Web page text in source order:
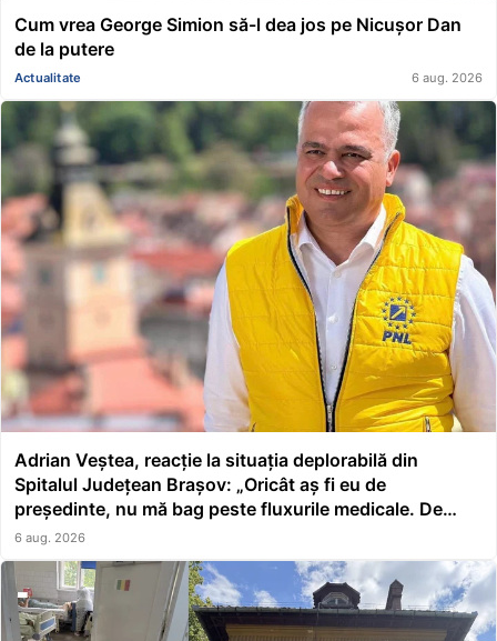
Cum vrea George Simion să-l dea jos pe Nicușor Dan
de la putere
Actualitate 6 aug. 2026
Adrian Veștea, reacție la situația deplorabilă din
Spitalul Județean Brașov: „Oricât aș fi eu de
președinte, nu mă bag peste fluxurile medicale. De
asta a făcut școală managerul”
6 aug. 2026